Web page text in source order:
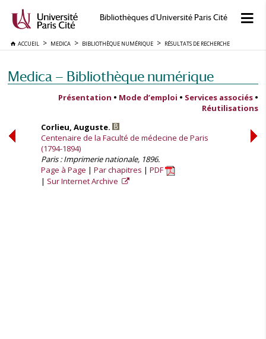
Bibliothèques d'Université Paris Cité
ACCUEIL MEDICA BIBLIOTHÈQUE NUMÉRIQUE RÉSULTATS DE RECHERCHE
Medica — Bibliothèque numérique
Présentation • Mode d’emploi • Services associés •
Réutilisations
Corlieu, Auguste.
Centenaire de la Faculté de médecine de Paris
(1794-1894)
Paris : Imprimerie nationale, 1896.
Page à Page
Par chapitres
PDF
Sur Internet Archive